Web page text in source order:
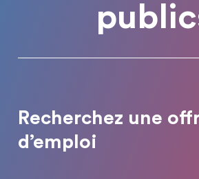
Recherchez une
d’emploi